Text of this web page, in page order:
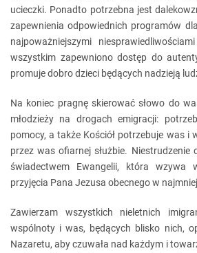
ucieczki. Ponadto potrzebna jest
zapewnienia odpowiednich programów
najpoważniejszymi
wszystkim zapewniono dostęp do
promuje dobro dzieci będących nadzieją
Na koniec pragnę skierować słowo do
młodzieży na drogach emigracji:
pomocy, a także Kościół potrzebuje was i
przez was ofiarnej służbie. Niestrudzenie
świadectwem Ewangelii, która wzywa
przyjęcia Pana Jezusa obecnego w
Zawierzam wszystkich nieletnich
wspólnoty i was, będących blisko nich,
Nazaretu, aby czuwała nad każdym i